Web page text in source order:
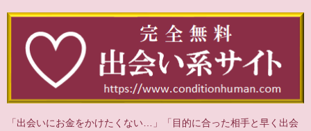
「出会いにお金をかけたくない…」「目的に合った相手と早く出会